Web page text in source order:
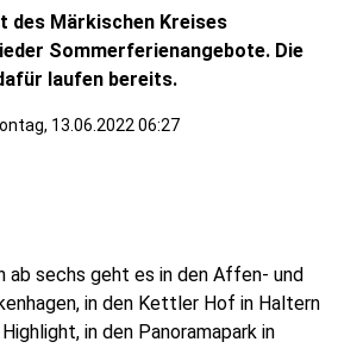
des Märkischen Kreises
Sommerferienangebote. Die
laufen bereits.
13.06.2022 06:27
ab sechs geht es in den Affen- und
in den Kettler Hof in Haltern
in den Panoramapark in